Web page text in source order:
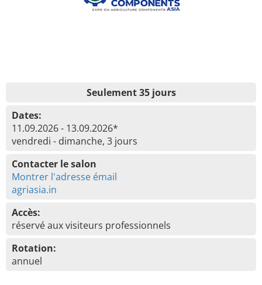
Seulement 35 jours
Dates:
11.09.2026 - 13.09.2026*
vendredi - dimanche, 3 jours
Contacter le salon
Montrer l'adresse émail
agriasia.in
Accès:
réservé aux visiteurs professionnels
Rotation:
annuel